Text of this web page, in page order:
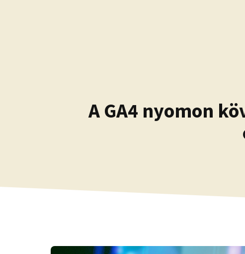
A GA4 nyomon